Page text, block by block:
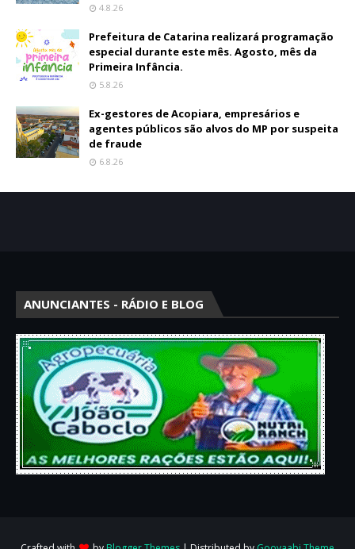
4.8.26
Prefeitura de Catarina realizará programação
especial durante este mês. Agosto, mês da
Primeira Infância.
5.8.26
Ex-gestores de Acopiara, empresários e
agentes públicos são alvos do MP por suspeita
de fraude
6.8.26
ANUNCIANTES - RÁDIO E BLOG